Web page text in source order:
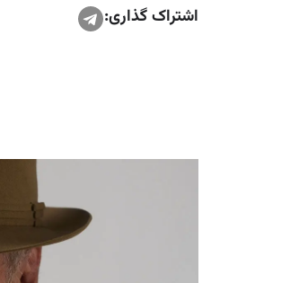
اشتراک گذاری: